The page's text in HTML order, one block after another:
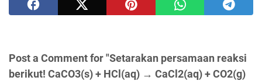
Post a Comment for "Setarakan persamaan reaksi
berikut! CaCO3(s) + HCl(aq) → CaCl2(aq) + CO2(g)